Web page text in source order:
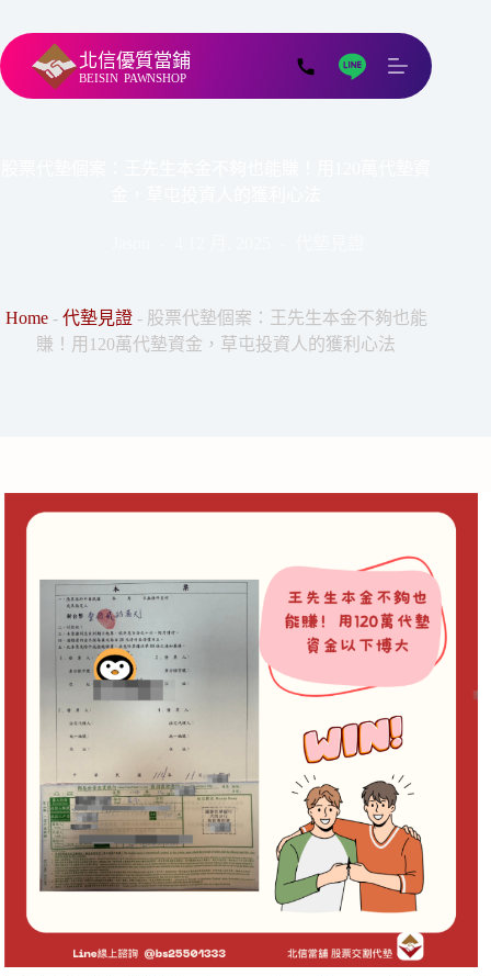
北信優質當鋪
BEISIN PAWNSHOP
Home- 代墊見證- 股票代墊個案：王先生本金不夠也能
賺！用120萬代墊資金，草屯投資人的獲利心法